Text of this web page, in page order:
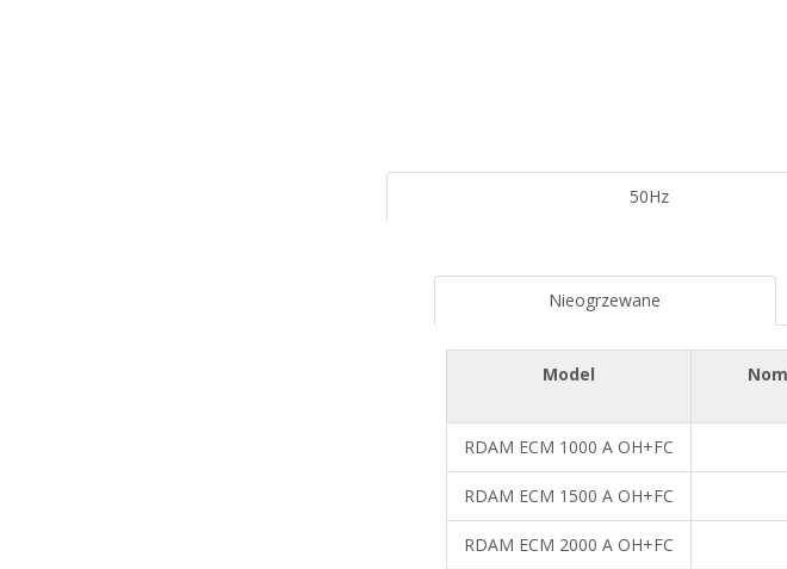
50Hz
Nieogrzewane
Model
RDAM ECM 1000 A OH+FC
RDAM ECM 1500 A OH+FC
RDAM ECM 2000 A OH+FC